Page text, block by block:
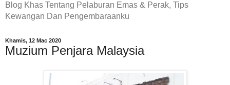
Blog Khas Tentang Pelaburan Emas & Perak, Tips
Kewangan Dan Pengembaraanku
Khamis, 12 Mac 2020
Muzium Penjara Malaysia